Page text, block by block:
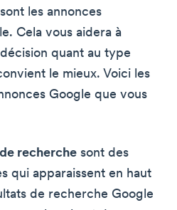
les annonces
Cela vous aidera à
quant au type
le mieux. Voici les
Google que vous
recherche sont des
qui apparaissent en haut
de recherche Google